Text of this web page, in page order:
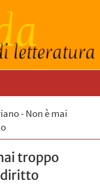
- Non è mai
troppo